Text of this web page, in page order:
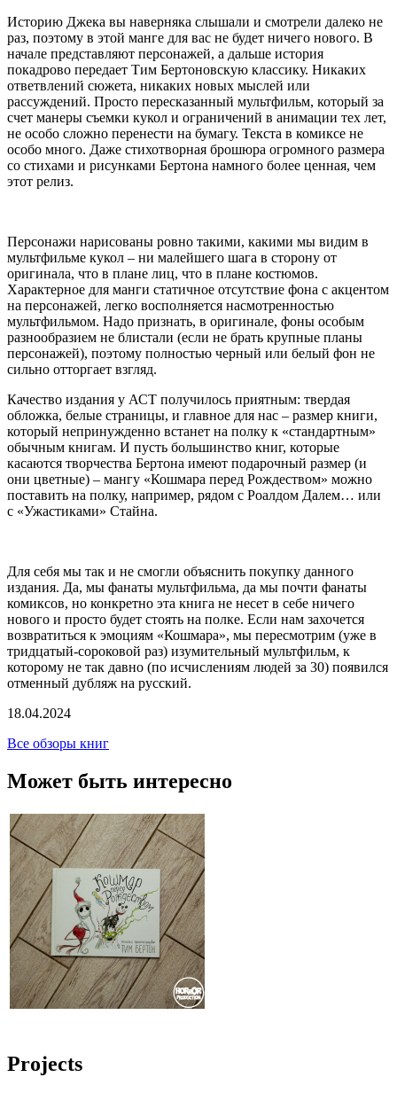
Историю Джека вы наверняка слышали и смотрели далеко не
раз, поэтому в этой манге для вас не будет ничего нового. В
начале представляют персонажей, а дальше история
покадрово передает Тим Бертоновскую классику. Никаких
ответвлений сюжета, никаких новых мыслей или
рассуждений. Просто пересказанный мультфильм, который за
счет манеры съемки кукол и ограничений в анимации тех лет,
не особо сложно перенести на бумагу. Текста в комиксе не
особо много. Даже стихотворная брошюра огромного размера
со стихами и рисунками Бертона намного более ценная, чем
этот релиз.
Персонажи нарисованы ровно такими, какими мы видим в
мультфильме кукол – ни малейшего шага в сторону от
оригинала, что в плане лиц, что в плане костюмов.
Характерное для манги статичное отсутствие фона с акцентом
на персонажей, легко восполняется насмотренностью
мультфильмом. Надо признать, в оригинале, фоны особым
разнообразием не блистали (если не брать крупные планы
персонажей), поэтому полностью черный или белый фон не
сильно отторгает взгляд.
Качество издания у АСТ получилось приятным: твердая
обложка, белые страницы, и главное для нас – размер книги,
который непринужденно встанет на полку к «стандартным»
обычным книгам. И пусть большинство книг, которые
касаются творчества Бертона имеют подарочный размер (и
они цветные) – мангу «Кошмара перед Рождеством» можно
поставить на полку, например, рядом с Роалдом Далем… или
с «Ужастиками» Стайна.
Для себя мы так и не смогли объяснить покупку данного
издания. Да, мы фанаты мультфильма, да мы почти фанаты
комиксов, но конкретно эта книга не несет в себе ничего
нового и просто будет стоять на полке. Если нам захочется
возвратиться к эмоциям «Кошмара», мы пересмотрим (уже в
тридцатый-сороковой раз) изумительный мультфильм, к
которому не так давно (по исчислениям людей за 30) появился
отменный дубляж на русский.
18.04.2024
Все обзоры книг
Может быть интересно
Projects